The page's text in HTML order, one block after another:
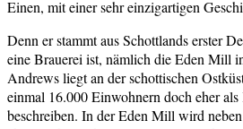
Einen, mit einer sehr einzigartigen
Denn er stammt aus Schottlands erster
eine Brauerei ist, nämlich die Eden Mill
Andrews liegt an der schottischen
einmal 16.000 Einwohnern doch eher
beschreiben. In der Eden Mill wird